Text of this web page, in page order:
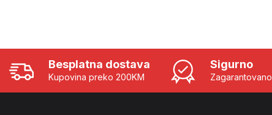
Besplatna dostava
Kupovina preko 200KM
Sigurno
Zagarantovano